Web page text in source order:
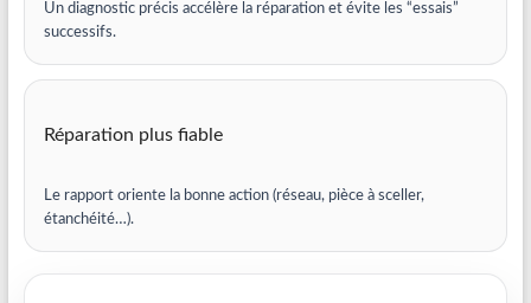
Un diagnostic précis accélère la réparation et évite les “essais”
successifs.
Réparation plus fiable
Le rapport oriente la bonne action (réseau, pièce à sceller,
étanchéité…).